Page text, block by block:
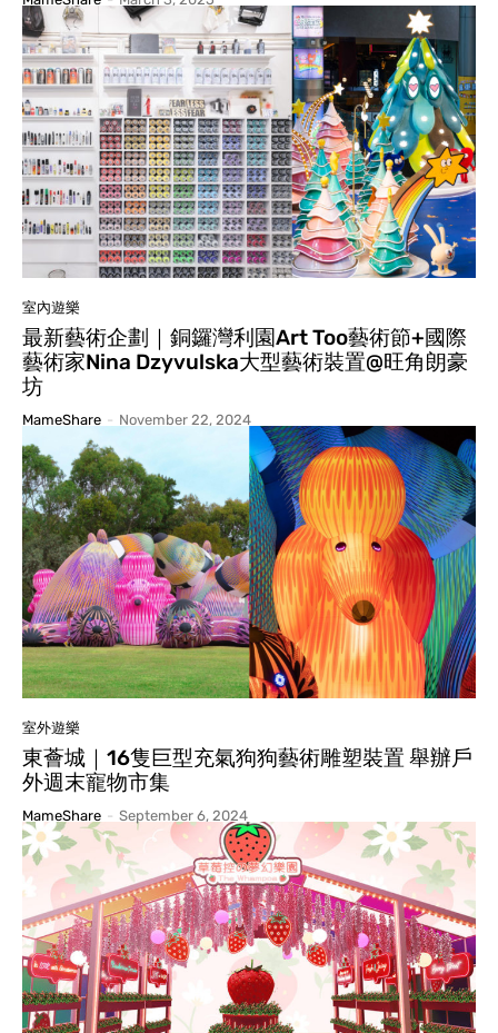
室內遊樂
最新藝術企劃｜銅鑼灣利園Art Too藝術節+國際
藝術家Nina Dzyvulska大型藝術裝置@旺角朗豪
坊
MameShare - November 22, 2024
室外遊樂
東薈城｜16隻巨型充氣狗狗藝術雕塑裝置 舉辦戶
外週末寵物市集
MameShare - September 6, 2024